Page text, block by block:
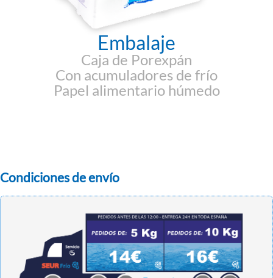
Embalaje
Caja de Porexpán
Con acumuladores de frío
Papel alimentario húmedo
Condiciones de envío